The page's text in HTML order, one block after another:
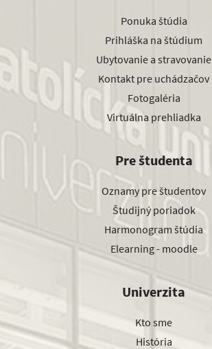
Ponuka štúdia
Prihláška na štúdium
Ubytovanie a stravovanie
Kontakt pre uchádzačov
Fotogaléria
Virtuálna prehliadka
Pre študenta
Oznamy pre študentov
Študijný poriadok
Harmonogram štúdia
Elearning - moodle
Univerzita
Kto sme
História